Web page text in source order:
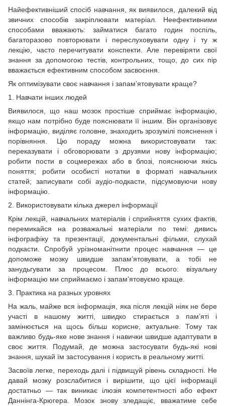
Найефективніший спосіб навчання, як виявилося, далекий від
звичних способів закріплювати матеріал. Неефективними
способами вважають: займатися багато годин поспіль,
багаторазово повторювати і переслуховувати одну і ту ж
лекцію, часто перечитувати конспекти. Але перевіряти свої
знання за допомогою тестів, контрольних, тощо, до сих пір
вважається ефективним способом засвоєння.
Як оптимізувати своє навчання і запам’ятовувати краще?
1. Навчати інших людей
Виявилося, що наш мозок простіше сприймає інформацію,
якщо нам потрібно буде пояснювати її іншим. Він організовує
інформацію, виділяє головне, знаходить зрозумілі пояснення і
порівняння. Цю пораду можна використовувати так:
переказувати і обговорювати з друзями нову інформацію;
робити пости в соцмережах або в блозі, пояснюючи якісь
поняття; робити особисті нотатки в форматі навчальних
статей; записувати собі аудіо-подкасти, підсумовуючи нову
інформацію.
2. Використовувати кілька джерел інформації
Крім лекцій, навчальних матеріалів і сприйняття сухих фактів,
перемикайся на розважальні матеріали по темі: дивись
інфографіку та презентації, документальні фільми, слухай
подкасти. Спробуй урізноманітнити процес навчання — це
допоможе мозку швидше запам’ятовувати, а тобі не
занудьгувати за процесом. Плюс до всього: візуальну
інформацію ми сприймаємо і запам’ятовуємо краще.
3. Практика на разных уровнях
На жаль, майже вся інформація, яка після лекцій ніяк не бере
участі в нашому житті, швидко стирається з пам’яті і
замінюється на щось більш корисне, актуальне. Тому так
важливо будь-яке нове знання і навички швидше адаптувати в
своє життя. Подумай, де можна застосувати будь-які нові
знання, шукай їм застосування і користь в реальному житті.
Засвоїв легке, переходь далі і підвищуй рівень складності. Не
давай мозку розслабитися і вирішити, що цієї інформації
достатньо — так виникає ілюзія компетентності або ефект
Даннінга-Крюгера. Мозок знову зледащіє, вважатиме себе